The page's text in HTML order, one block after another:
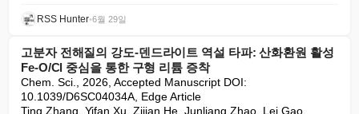
RSS Hunter•6월 29일
고분자 전해질의 강도-덴드라이트 역설 타파: 산화환원 활성
Fe-O/Cl 중심을 통한 구형 리튬 증착
Chem. Sci., 2026, Accepted Manuscript DOI:
10.1039/D6SC04034A, Edge Article
Ting Zhang, Yifan Xu, Zijian He, Junliang Zhao, Lei Gao,